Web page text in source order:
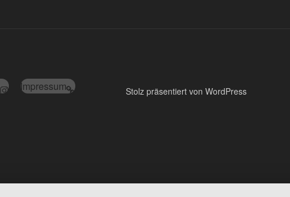
Impressum
Stolz präsentiert von WordPress